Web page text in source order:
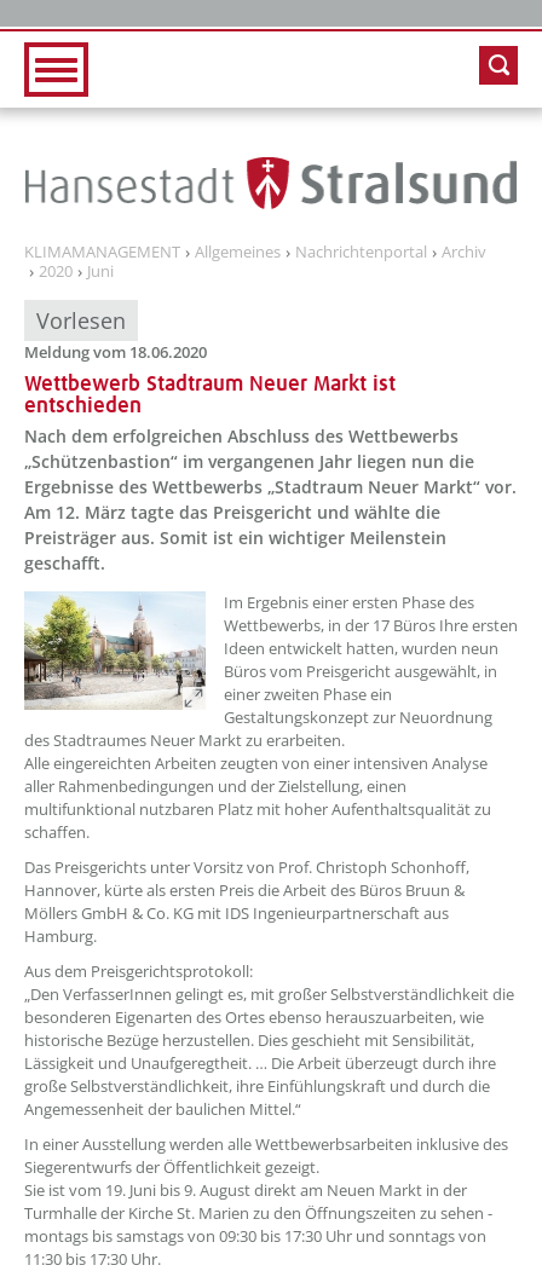
KLIMAMANAGEMENT Allgemeines Nachrichtenportal
Archiv
2020
Juni
Vorlesen
Meldung vom 18.06.2020
Wettbewerb Stadtraum Neuer Markt ist
entschieden
Nach dem erfolgreichen Abschluss des Wettbewerbs
„Schützenbastion“ im vergangenen Jahr liegen nun die
Ergebnisse des Wettbewerbs „Stadtraum Neuer Markt“ vor.
Am 12. März tagte das Preisgericht und wählte die
Preisträger aus. Somit ist ein wichtiger Meilenstein
geschafft.
Im Ergebnis einer ersten Phase des
Wettbewerbs, in der 17 Büros Ihre ersten
Ideen entwickelt hatten, wurden neun
Büros vom Preisgericht ausgewählt, in
einer zweiten Phase ein
Gestaltungskonzept zur Neuordnung
des Stadtraumes Neuer Markt zu erarbeiten.
Alle eingereichten Arbeiten zeugten von einer intensiven Analyse
aller Rahmenbedingungen und der Zielstellung, einen
multifunktional nutzbaren Platz mit hoher Aufenthaltsqualität zu
schaffen.
Das Preisgerichts unter Vorsitz von Prof. Christoph Schonhoff,
Hannover, kürte als ersten Preis die Arbeit des Büros Bruun &
Möllers GmbH & Co. KG mit IDS Ingenieurpartnerschaft aus
Hamburg.
Aus dem Preisgerichtsprotokoll:
„Den VerfasserInnen gelingt es, mit großer Selbstverständlichkeit die
besonderen Eigenarten des Ortes ebenso herauszuarbeiten, wie
historische Bezüge herzustellen. Dies geschieht mit Sensibilität,
Lässigkeit und Unaufgeregtheit. … Die Arbeit überzeugt durch ihre
große Selbstverständlichkeit, ihre Einfühlungskraft und durch die
Angemessenheit der baulichen Mittel.“
In einer Ausstellung werden alle Wettbewerbsarbeiten inklusive des
Siegerentwurfs der Öffentlichkeit gezeigt.
Sie ist vom 19. Juni bis 9. August direkt am Neuen Markt in der
Turmhalle der Kirche St. Marien zu den Öffnungszeiten zu sehen -
montags bis samstags von 09:30 bis 17:30 Uhr und sonntags von
11:30 bis 17:30 Uhr.